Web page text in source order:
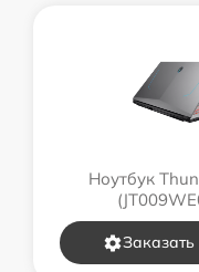
Ноутбук
Заказать